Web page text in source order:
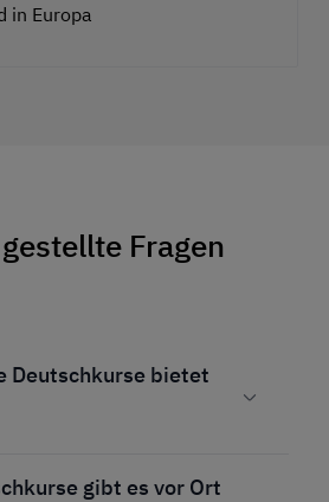
in Europa
Fragen
Deutschkurse bietet
gibt es vor Ort